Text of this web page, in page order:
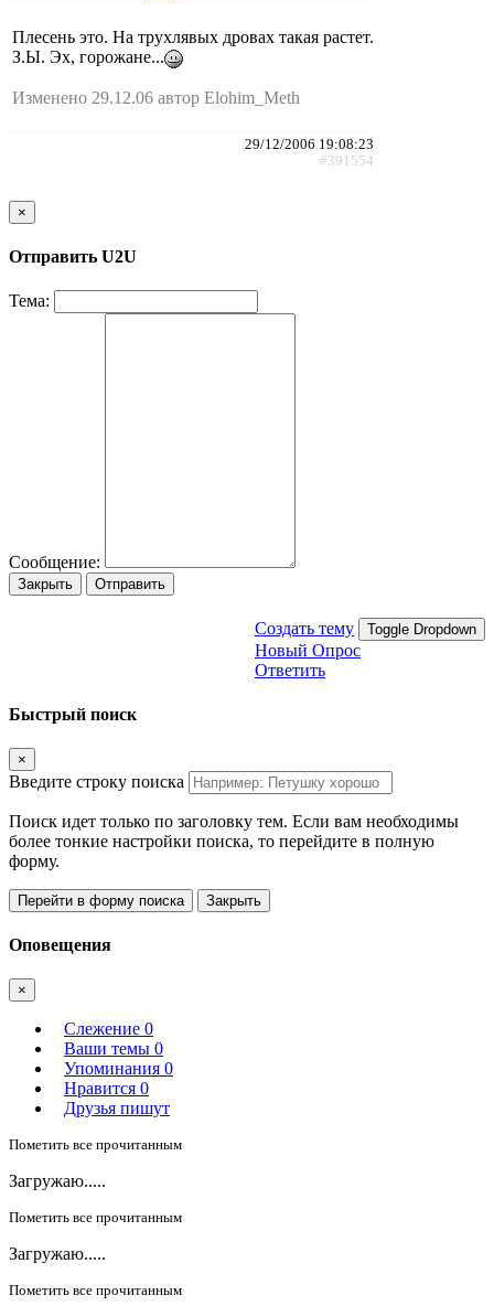
Плесень это. На трухлявых дровах такая растет.
З.Ы. Эх, горожане...
Изменено 29.12.06 автор Elohim_Meth
29/12/2006 19:08:23
#391554
×
Отправить U2U
Тема:
Сообщение:
Закрыть Отправить
Создать тему Toggle Dropdown
Новый Опрос
Ответить
Быстрый поиск
×
Введите строку поиска
Поиск идет только по заголовку тем. Если вам необходимы
более тонкие настройки поиска, то перейдите в полную
форму.
Перейти в форму поиска Закрыть
Оповещения
×
Слежение 0
Ваши темы 0
Упоминания 0
Нравится 0
Друзья пишут
Пометить все прочитанным
Загружаю.....
Пометить все прочитанным
Загружаю.....
Пометить все прочитанным